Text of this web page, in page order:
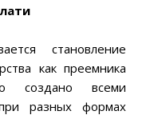
становление
как преемника
создано всеми
разных формах